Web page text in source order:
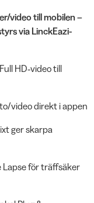
video till mobilen –
via LinckEazi-
HD‑video till
video direkt i appen
ger skarpa
Lapse för träffsäker